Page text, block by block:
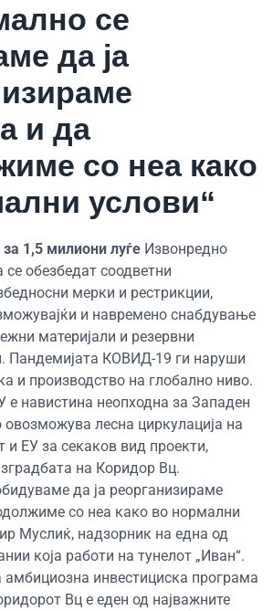
се
да ја
и да
со неа како
услови“
1,5 милиони луѓе Извонредно
обезбедат соодветни
мерки и рестрикции,
и навремено снабдување
материјали и резервни
Пандемијата КОВИД-19 ги наруши
и производство на глобално ниво.
навистина неопходна за Западен
лесна циркулација на
и ЕУ за секаков вид проекти,
на Коридор Вц.
да ја реорганизираме
со неа како во нормални
Муслиќ, надзорник на една од
која работи на тунелот „Иван“.
инвестициска програма
Вц е еден од најважните